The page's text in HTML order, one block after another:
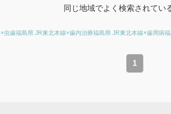
同じ地域でよく検索されてい
虫歯福島県 JR東北本線×歯内治療福島県 JR東北本線×歯周病
1